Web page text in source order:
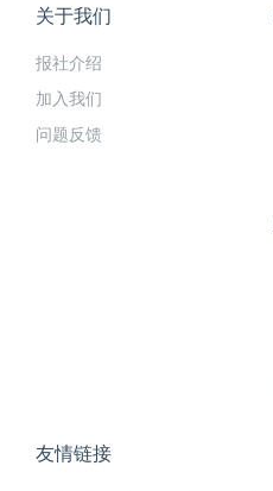
关于我们
报社介绍
加入我们
问题反馈
友情链接